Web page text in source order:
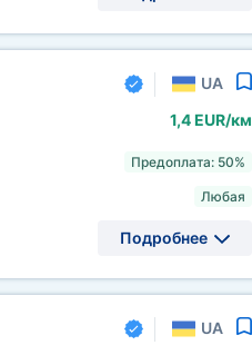
UA
1,4 EUR/км
Предоплата: 50%
Любая
Подробнее
UA